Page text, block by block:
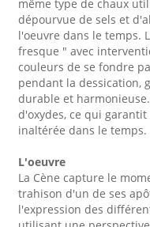
même type de chaux
dépourvue de sels et
l'oeuvre dans le temps.
fresque " avec
couleurs de se fondre
pendant la dessication,
durable et
d'oxydes, ce qui
inaltérée dans le temps.
L'oeuvre
La Cène capture le
trahison d'un de ses
l'expression des